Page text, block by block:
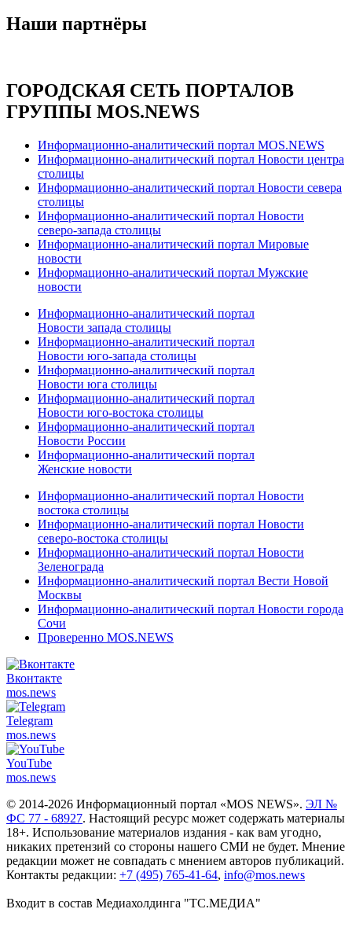
Наши партнёры
ГОРОДСКАЯ СЕТЬ ПОРТАЛОВ
ГРУППЫ MOS.NEWS
Информационно-аналитический портал MOS.NEWS
Информационно-аналитический портал Новости центра
столицы
Информационно-аналитический портал Новости севера
столицы
Информационно-аналитический портал Новости
северо-запада столицы
Информационно-аналитический портал Мировые
новости
Информационно-аналитический портал Мужские
новости
Информационно-аналитический портал
Новости запада столицы
Информационно-аналитический портал
Новости юго-запада столицы
Информационно-аналитический портал
Новости юга столицы
Информационно-аналитический портал
Новости юго-востока столицы
Информационно-аналитический портал
Новости России
Информационно-аналитический портал
Женские новости
Информационно-аналитический портал Новости
востока столицы
Информационно-аналитический портал Новости
северо-востока столицы
Информационно-аналитический портал Новости
Зеленограда
Информационно-аналитический портал Вести Новой
Москвы
Информационно-аналитический портал Новости города
Сочи
Проверенно MOS.NEWS
Вконтакте
mos.news
Telegram
mos.news
YouTube
mos.news
© 2014-2026 Информационный портал «MOS NEWS». ЭЛ №
ФС 77 - 68927. Настоящий ресурс может содержать материалы
18+. Использование материалов издания - как вам угодно,
никаких претензий со стороны нашего СМИ не будет. Мнение
редакции может не совпадать с мнением авторов публикаций.
Контакты редакции: +7 (495) 765-41-64, info@mos.news
Входит в состав Медиахолдинга "ТС.МЕДИА"